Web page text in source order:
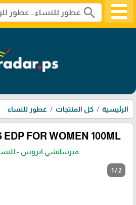
search
الرئيسية كل المنتجات عطور للنساء
EDP FOR WOMEN 100ML
فيرساتشي ايروس - للنساء -
1 / 2